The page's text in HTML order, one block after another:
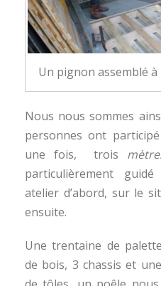
Un pignon assemblé
Nous nous sommes
personnes ont
une fois, trois
particulièrement
atelier d’abord, sur le
ensuite.
Une trentaine de
de bois, 3 chassis et